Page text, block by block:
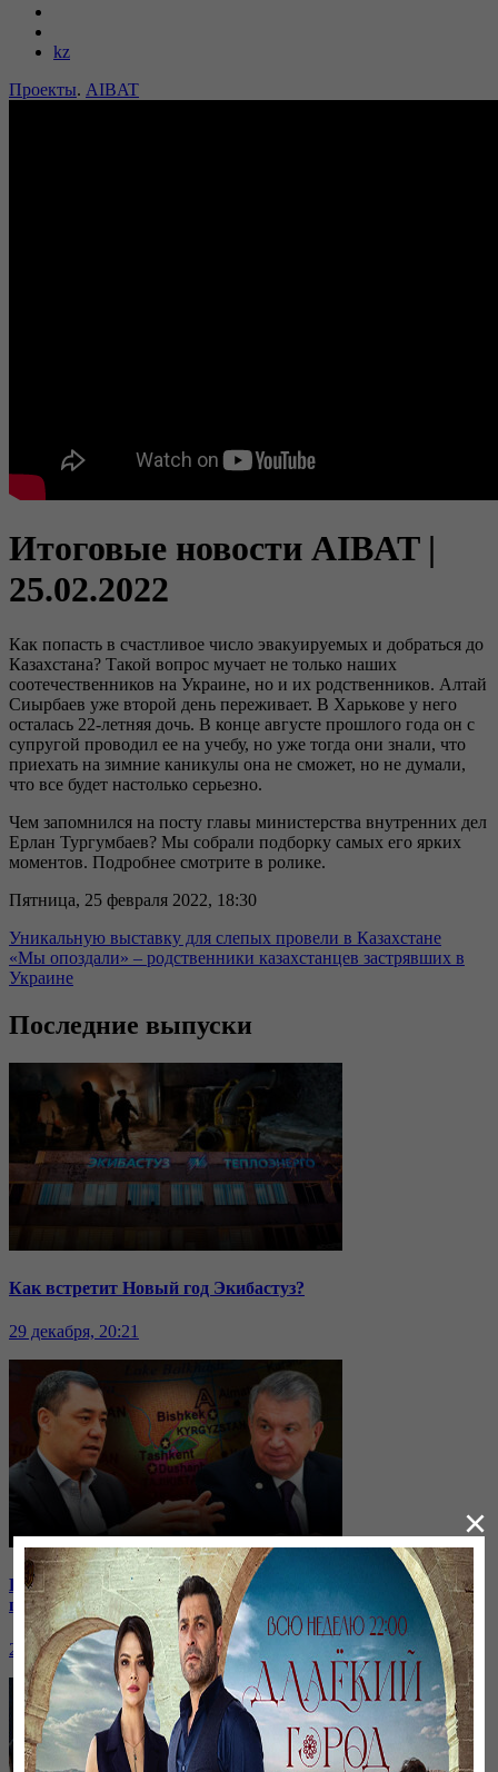
kz
Проекты. AIBAT
Итоговые новости AIBAT |
25.02.2022
Как попасть в счастливое число эвакуируемых и добраться до
Казахстана? Такой вопрос мучает не только наших
соотечественников на Украине, но и их родственников. Алтай
Сиырбаев уже второй день переживает. В Харькове у него
осталась 22-летняя дочь. В конце августе прошлого года он с
супругой проводил ее на учебу, но уже тогда они знали, что
приехать на зимние каникулы она не сможет, но не думали,
что все будет настолько серьезно.
Чем запомнился на посту главы министерства внутренних дел
Ерлан Тургумбаев? Мы собрали подборку самых его ярких
моментов. Подробнее смотрите в ролике.
Пятница, 25 февраля 2022, 18:30
Уникальную выставку для слепых провели в Казахстане
«Мы опоздали» – родственники казахстанцев застрявших в
Украине
Последние выпуски
Как встретит Новый год Экибастуз?
29 декабря, 20:21
Кыргызстан отдаёт водохранилище: на какие уступки
пошли соседи?
24 ноября, 20:44
×